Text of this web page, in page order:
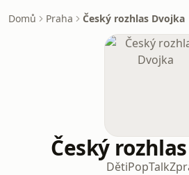
Domů Praha Český rozhlas Dvojka
Český
DětiPopTalk